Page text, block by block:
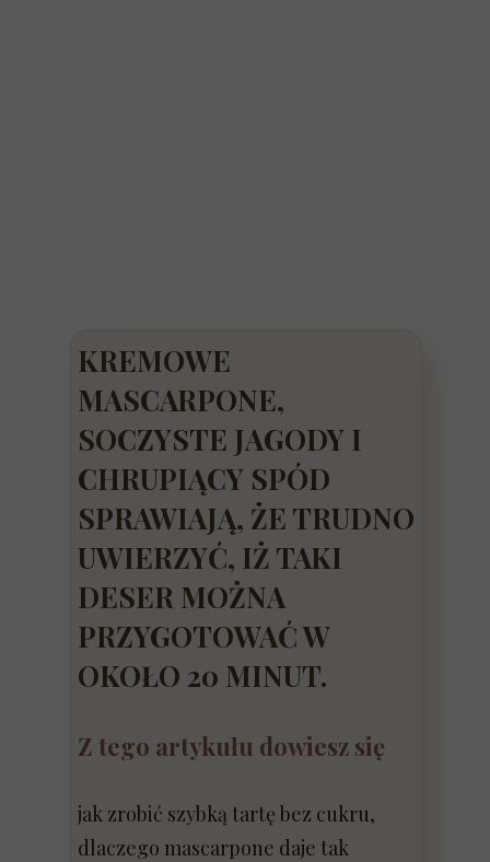
KREMOWE
MASCARPONE,
SOCZYSTE JAGODY I
CHRUPIĄCY SPÓD
SPRAWIAJĄ, ŻE TRUDNO
UWIERZYĆ, IŻ TAKI
DESER MOŻNA
PRZYGOTOWAĆ W
OKOŁO 20 MINUT.
Z tego artykułu dowiesz się
jak zrobić szybką tartę bez cukru,
dlaczego mascarpone daje tak